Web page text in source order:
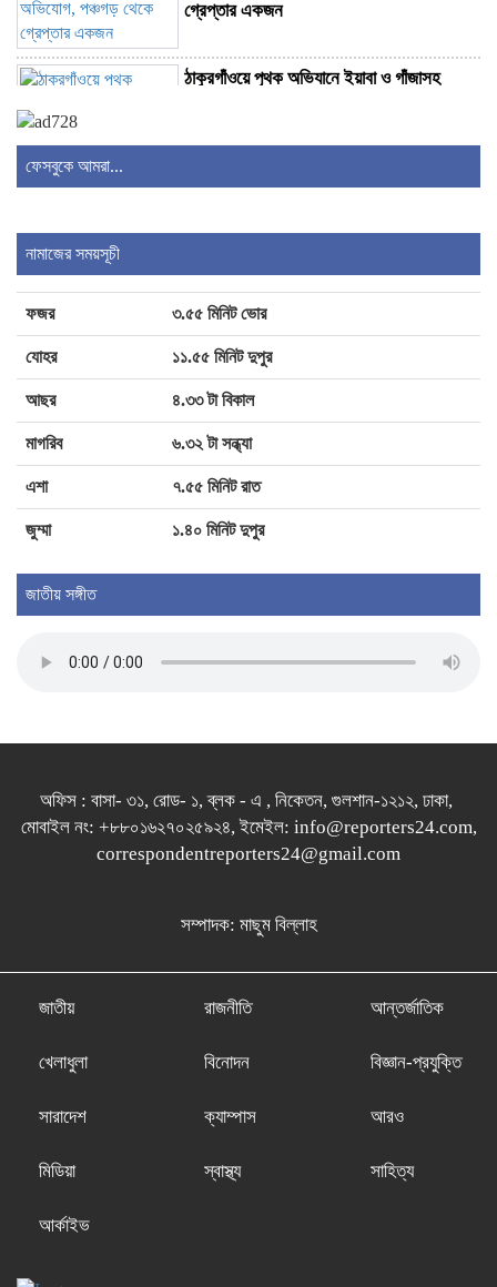
গ্রেপ্তার একজন
ঠাকুরগাঁওয়ে পৃথক অভিযানে ইয়াবা ও গাঁজাসহ
আটক ২
ময়মনসিংহ উন্নয়ন কর্তৃপক্ষের সঙ্গে প্রতিমন্ত্রী
সুলতান সালাউদ্দিন টুকুর মতবিনিময়
ময়মনসিংহে প্রাণিসম্পদ দপ্তরের দিনব্যাপী
কর্মশালা অনুষ্ঠিত
ফেসবুকে আমরা...
নামাজের সময়সূচী
ফজর ৩.৫৫ মিনিট ভোর
যোহর ১১.৫৫ মিনিট দুপুর
আছর ৪.৩৩ টা বিকাল
মাগরিব ৬.৩২ টা সন্ধ্যা
এশা ৭.৫৫ মিনিট রাত
জুম্মা ১.৪০ মিনিট দুপুর
জাতীয় সঙ্গীত
অফিস : বাসা- ৩১, রোড- ১, ব্লক - এ , নিকেতন, গুলশান-১২১২, ঢাকা,
মোবাইল নং: +৮৮০১৬২৭০২৫৯২৪, ইমেইল: info@reporters24.com,
correspondentreporters24@gmail.com
সম্পাদক: মাছুম বিল্লাহ
জাতীয় রাজনীতি আন্তর্জাতিক
খেলাধুলা বিনোদন বিজ্ঞান-প্রযুক্তি
সারাদেশ ক্যাম্পাস আরও
মিডিয়া স্বাস্থ্য সাহিত্য
আর্কাইভ